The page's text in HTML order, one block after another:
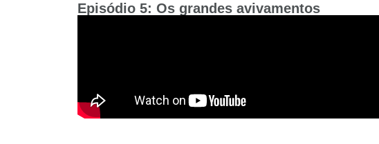
Episódio 5: Os grandes avivamentos